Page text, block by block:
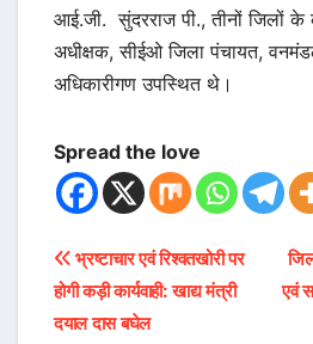
आई.जी. सुंदरराज पी., तीनों जिलों
अधीक्षक, सीईओ जिला पंचायत,
अधिकारीगण उपस्थित थे।
Spread the love
Post
navigation
एवं
भ्रष्टाचार एवं रिश्वतखोरी पर
होगी कड़ी कार्यवाही: खाद्य मंत्री
दयाल दास बघेल